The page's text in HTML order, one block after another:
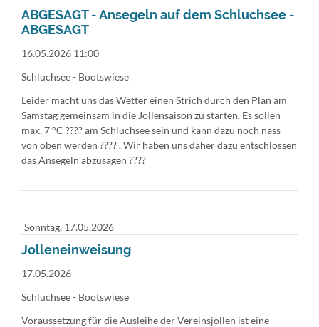
ABGESAGT - Ansegeln auf dem Schluchsee -
ABGESAGT
16.05.2026 11:00
Schluchsee - Bootswiese
Leider macht uns das Wetter einen Strich durch den Plan am
Samstag gemeinsam in die Jollensaison zu starten. Es sollen
max. 7 °C ???? am Schluchsee sein und kann dazu noch nass
von oben werden ????️ . Wir haben uns daher dazu entschlossen
das Ansegeln abzusagen ????
Sonntag, 17.05.2026
Jolleneinweisung
17.05.2026
Schluchsee - Bootswiese
Voraussetzung für die Ausleihe der Vereinsjollen ist eine